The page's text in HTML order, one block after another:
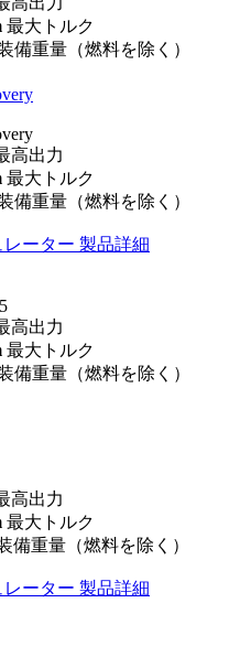
最大トルク
備重量（燃料を除く）
高出力
最大トルク
備重量（燃料を除く）
レーター 製品詳細
高出力
最大トルク
備重量（燃料を除く）
高出力
最大トルク
備重量（燃料を除く）
レーター 製品詳細